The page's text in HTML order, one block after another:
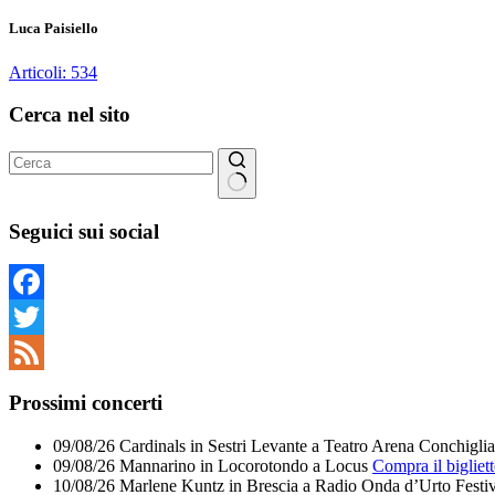
Luca Paisiello
Articoli: 534
Cerca nel sito
risultato
Seguici sui social
Facebook
Twitter
Prossimi concerti
09/08/26 Cardinals in Sestri Levante a Teatro Arena Conchiglia
09/08/26 Mannarino in Locorotondo a Locus Compra il
10/08/26 Marlene Kuntz in Brescia a Radio Onda d’Urto